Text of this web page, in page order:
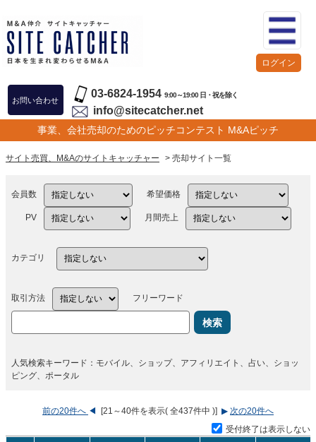
お問い合わせ
03-6824-1954 9:00～19:00 日・祝を除く
info@sitecatcher.net
事業、会社売却のためのピッチコンテスト M&Aピッチ
ログイン
サイト売買、M&Aのサイトキャッチャー > 売却サイト一覧
会員数 希望価格
PV 月間売上
カテゴリ
取引方法 フリーワード
検索
人気検索キーワード：モバイル、ショップ、アフィリエイト、占い、ショッ
ピング、ポータル
前の20件へ ◀ [21～40件を表示( 全437件中 )] ▶ 次の20件へ
受付終了は表示しない